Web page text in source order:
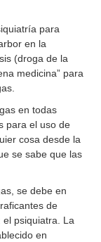
para
en la
(droga de la
medicina” para
en todas
para el uso de
cosa desde la
se sabe que las
se debe en
de
el psiquiatra. La
en